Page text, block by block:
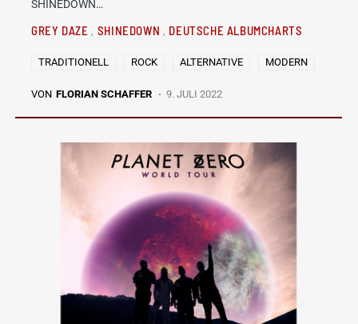
SHINEDOWN…
GREY DAZE SHINEDOWN DEUTSCHE ALBUMCHARTS
TRADITIONELL ROCK ALTERNATIVE MODERN
VON FLORIAN SCHAFFER 9. JULI 2022